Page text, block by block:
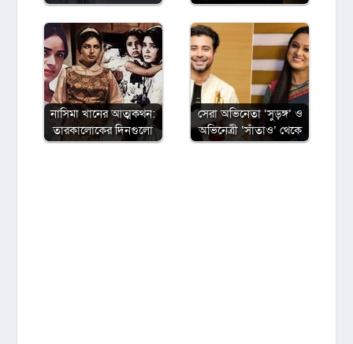
নাসিমা খানের আত্মকথন:
তারকালোকের দিনগুলো
সেরা অভিনেতা ‘সুড়ঙ্গ’ ও
অভিনেত্রী ‘সাঁতাও’ থেকে